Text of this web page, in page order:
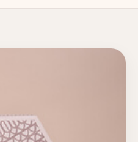
Bon rétablissement